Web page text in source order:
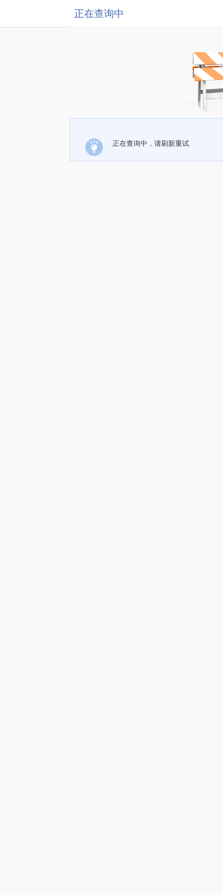
正在查询中
正在查询中，请刷新重试